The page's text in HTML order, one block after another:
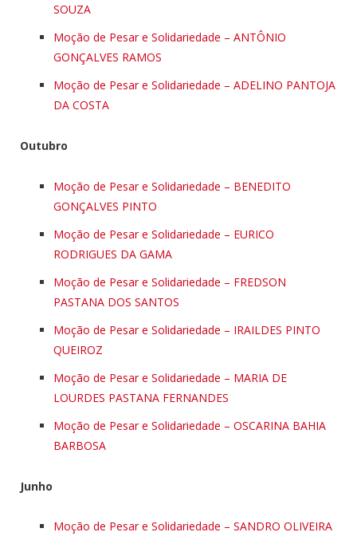
SOUZA
Moção de Pesar e Solidariedade – ANTÔNIO
GONÇALVES RAMOS
Moção de Pesar e Solidariedade – ADELINO PANTOJA
DA COSTA
Outubro
Moção de Pesar e Solidariedade – BENEDITO
GONÇALVES PINTO
Moção de Pesar e Solidariedade – EURICO
RODRIGUES DA GAMA
Moção de Pesar e Solidariedade – FREDSON
PASTANA DOS SANTOS
Moção de Pesar e Solidariedade – IRAILDES PINTO
QUEIROZ
Moção de Pesar e Solidariedade – MARIA DE
LOURDES PASTANA FERNANDES
Moção de Pesar e Solidariedade – OSCARINA BAHIA
BARBOSA
Junho
Moção de Pesar e Solidariedade – SANDRO OLIVEIRA